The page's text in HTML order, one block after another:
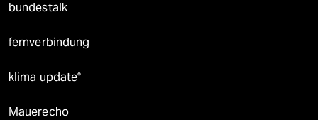
bundestalk
fernverbindung
klima update°
Mauerecho